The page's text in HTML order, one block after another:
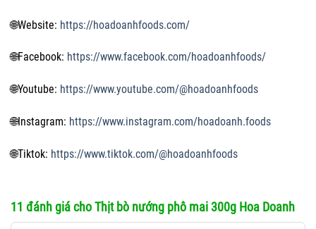
🌐Website: https://hoadoanhfoods.com/
🌐Facebook: https://www.facebook.com/hoadoanhfoods/
🌐Youtube: https://www.youtube.com/@hoadoanhfoods
🌐Instagram: https://www.instagram.com/hoadoanh.foods
🌐Tiktok: https://www.tiktok.com/@hoadoanhfoods
11 đánh giá choThịt bò nướng phô mai 300g Hoa Doanh